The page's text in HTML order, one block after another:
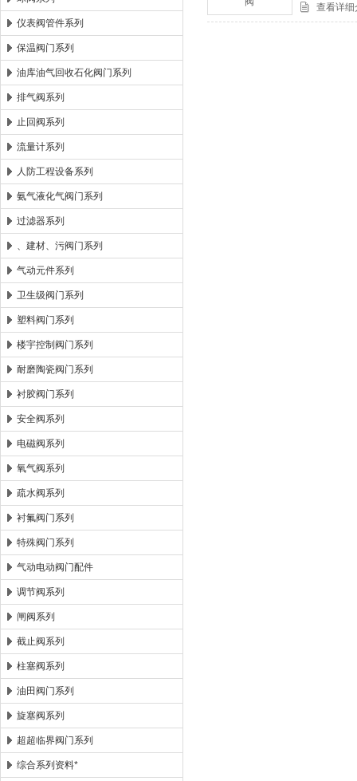
仪表阀管件系列
保温阀门系列
油库油气回收石化阀门系列
排气阀系列
止回阀系列
流量计系列
人防工程设备系列
氨气液化气阀门系列
过滤器系列
、建材、污阀门系列
气动元件系列
卫生级阀门系列
塑料阀门系列
楼宇控制阀门系列
耐磨陶瓷阀门系列
衬胶阀门系列
安全阀系列
电磁阀系列
氧气阀系列
疏水阀系列
衬氟阀门系列
特殊阀门系列
气动电动阀门配件
调节阀系列
闸阀系列
截止阀系列
柱塞阀系列
油田阀门系列
旋塞阀系列
超超临界阀门系列
综合系列资料*
查看详细